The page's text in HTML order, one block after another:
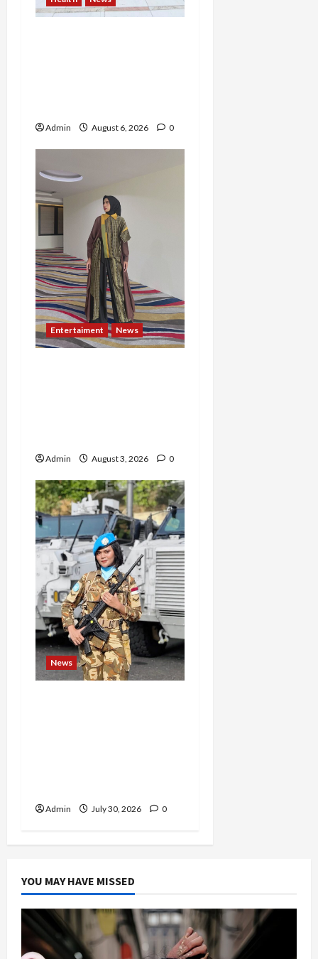
Admin August 6, 2026 0
Entertaiment News
Admin August 3, 2026 0
News
Admin July 30, 2026 0
YOU MAY HAVE MISSED